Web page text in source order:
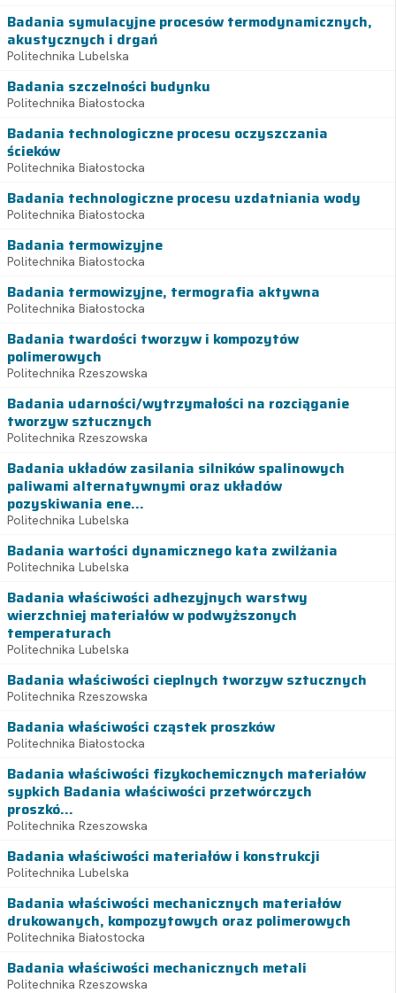
Badania symulacyjne procesów termodynamicznych,
akustycznych i drgań
Politechnika Lubelska
Badania szczelności budynku
Politechnika Białostocka
Badania technologiczne procesu oczyszczania
ścieków
Politechnika Białostocka
Badania technologiczne procesu uzdatniania wody
Politechnika Białostocka
Badania termowizyjne
Politechnika Białostocka
Badania termowizyjne, termografia aktywna
Politechnika Białostocka
Badania twardości tworzyw i kompozytów
polimerowych
Politechnika Rzeszowska
Badania udarności/wytrzymałości na rozciąganie
tworzyw sztucznych
Politechnika Rzeszowska
Badania układów zasilania silników spalinowych
paliwami alternatywnymi oraz układów
pozyskiwania ene...
Politechnika Lubelska
Badania wartości dynamicznego kata zwilżania
Politechnika Lubelska
Badania właściwości adhezyjnych warstwy
wierzchniej materiałów w podwyższonych
temperaturach
Politechnika Lubelska
Badania właściwości cieplnych tworzyw sztucznych
Politechnika Rzeszowska
Badania właściwości cząstek proszków
Politechnika Białostocka
Badania właściwości fizykochemicznych materiałów
sypkich Badania właściwości przetwórczych
proszkó...
Politechnika Rzeszowska
Badania właściwości materiałów i konstrukcji
Politechnika Lubelska
Badania właściwości mechanicznych materiałów
drukowanych, kompozytowych oraz polimerowych
Politechnika Białostocka
Badania właściwości mechanicznych metali
Politechnika Rzeszowska